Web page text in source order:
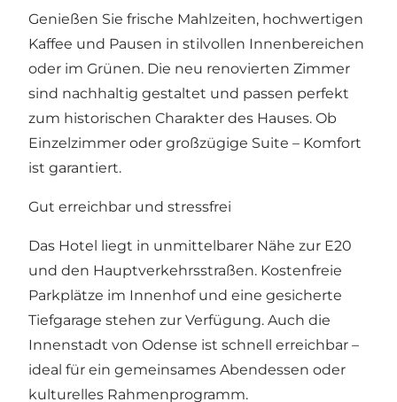
Genießen Sie frische Mahlzeiten, hochwertigen
Kaffee und Pausen in stilvollen Innenbereichen
oder im Grünen. Die neu renovierten Zimmer
sind nachhaltig gestaltet und passen perfekt
zum historischen Charakter des Hauses. Ob
Einzelzimmer oder großzügige Suite – Komfort
ist garantiert.
Gut erreichbar und stressfrei
Das Hotel liegt in unmittelbarer Nähe zur E20
und den Hauptverkehrsstraßen. Kostenfreie
Parkplätze im Innenhof und eine gesicherte
Tiefgarage stehen zur Verfügung. Auch die
Innenstadt von Odense ist schnell erreichbar –
ideal für ein gemeinsames Abendessen oder
kulturelles Rahmenprogramm.